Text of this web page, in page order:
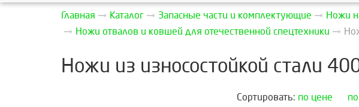
Главная Каталог Запасные части и комплектующие
Ножи
Ножи отвалов и ковшей для отечественной спецтехники
Ножи из износостойкой стали
Сортировать: по цене